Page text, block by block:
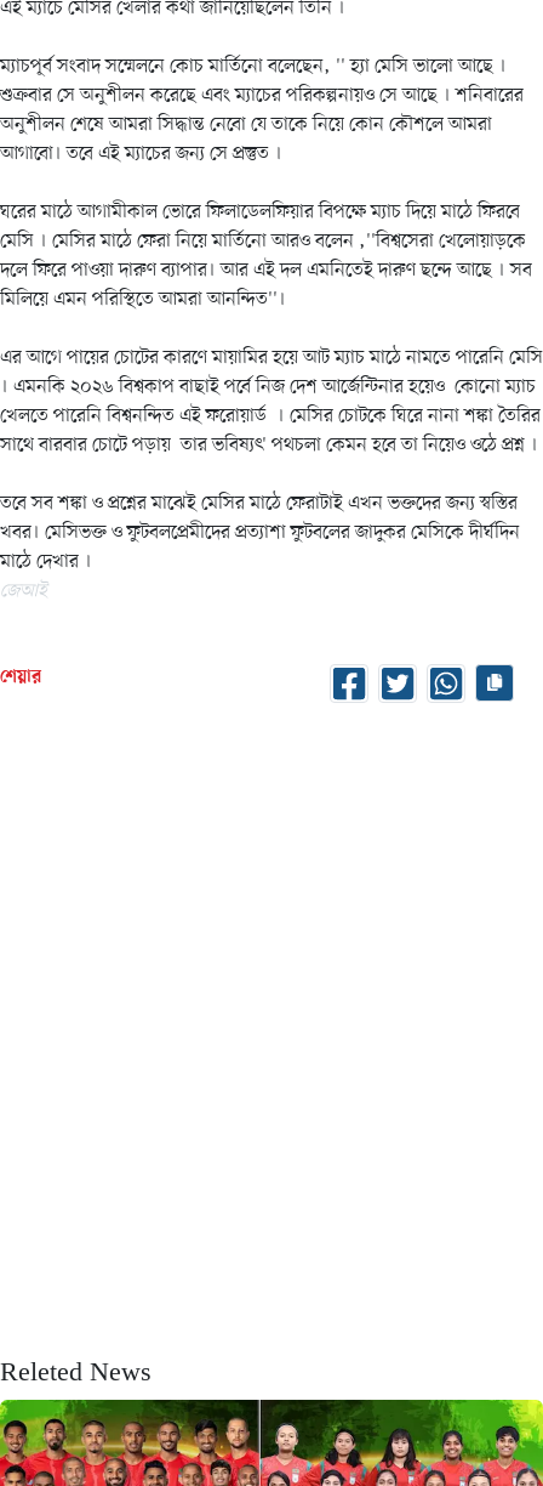
এই ম্যাচে মেসির খেলার কথা জানিয়েছিলেন তিনি ।
ম্যাচপূর্ব সংবাদ সম্মেলনে কোচ মার্তিনো বলেছেন, '' হ্যা মেসি ভালো আছে ।
শুক্রবার সে অনুশীলন করেছে এবং ম্যাচের পরিকল্পনায়ও সে আছে । শনিবারের
অনুশীলন শেষে আমরা সিদ্ধান্ত নেবো যে তাকে নিয়ে কোন কৌশলে আমরা
আগাবো। তবে এই ম্যাচের জন্য সে প্রস্তুত ।
ঘরের মাঠে আগামীকাল ভোরে ফিলাডেলফিয়ার বিপক্ষে ম্যাচ দিয়ে মাঠে ফিরবে
মেসি । মেসির মাঠে ফেরা নিয়ে মার্তিনো আরও বলেন ,''বিশ্বসেরা খেলোয়াড়কে
দলে ফিরে পাওয়া দারুণ ব্যাপার। আর এই দল এমনিতেই দারুণ ছন্দে আছে । সব
মিলিয়ে এমন পরিস্থিতে আমরা আনন্দিত''।
এর আগে পায়ের চোটের কারণে মায়ামির হয়ে আট ম্যাচ মাঠে নামতে পারেনি মেসি
। এমনকি ২০২৬ বিশ্বকাপ বাছাই পর্বে নিজ দেশ আর্জেন্টিনার হয়েও কোনো ম্যাচ
খেলতে পারেনি বিশ্বনন্দিত এই ফরোয়ার্ড । মেসির চোটকে ঘিরে নানা শঙ্কা তৈরির
সাথে বারবার চোটে পড়ায় তার ভবিষ্যৎ' পথচলা কেমন হবে তা নিয়েও ওঠে প্রশ্ন ।
তবে সব শঙ্কা ও প্রশ্নের মাঝেই মেসির মাঠে ফেরাটাই এখন ভক্তদের জন্য স্বস্তির
খবর। মেসিভক্ত ও ফুটবলপ্রেমীদের প্রত্যাশা ফুটবলের জাদুকর মেসিকে দীর্ঘদিন
মাঠে দেখার ।
জেআই
শেয়ার
Releted News